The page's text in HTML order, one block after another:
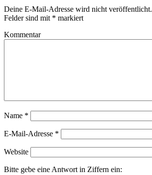
Deine E-Mail-Adresse wird nicht veröffentlicht.
Felder sind mit * markiert
Kommentar
Name *
E-Mail-Adresse *
Website
Bitte gebe eine Antwort in Ziffern ein: